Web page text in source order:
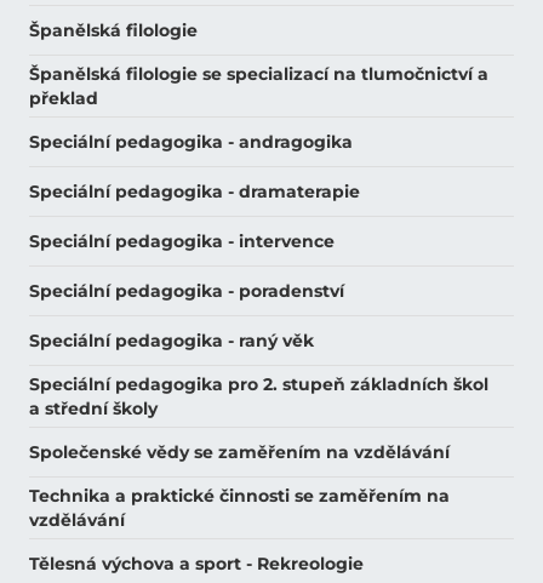
Španělská filologie
Španělská filologie se specializací na tlumočnictví a
překlad
Speciální pedagogika - andragogika
Speciální pedagogika - dramaterapie
Speciální pedagogika - intervence
Speciální pedagogika - poradenství
Speciální pedagogika - raný věk
Speciální pedagogika pro 2. stupeň základních škol
a střední školy
Společenské vědy se zaměřením na vzdělávání
Technika a praktické činnosti se zaměřením na
vzdělávání
Tělesná výchova a sport - Rekreologie